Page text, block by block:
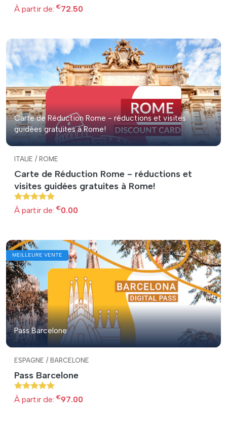
À partir de: €72.50
Carte de Réduction Rome - réductions et visites
guidées gratuites à Rome!
ITALIE / ROME
Carte de Réduction Rome - réductions et
visites guidées gratuites à Rome!
À partir de: €0.00
Pass Barcelone
MEILLEURE VENTE
ESPAGNE / BARCELONE
Pass Barcelone
À partir de: €97.00